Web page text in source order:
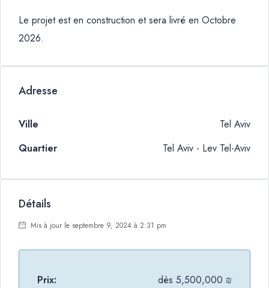
Le projet est en construction et sera livré en Octobre
2026.
Adresse
Ville
Tel Aviv
Quartier
Tel Aviv - Lev Tel-Aviv
Détails
Mis à jour le septembre 9, 2024 à 2:31 pm
Prix: dès 5,500,000 ₪